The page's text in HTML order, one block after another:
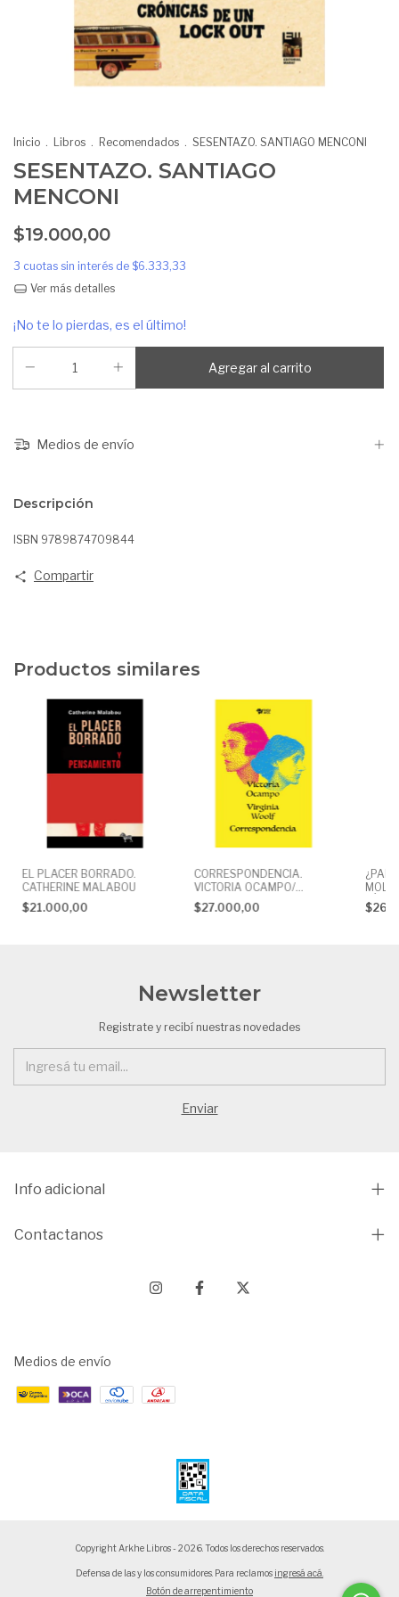
Inicio . Libros . Recomendados . SESENTAZO. SANTIAGO MENCONI
SESENTAZO. SANTIAGO
MENCONI
$19.000,00
3 cuotas sin interés de $6.333,33
Ver más detalles
¡No te lo pierdas, es el último!
Medios de envío
Descripción
ISBN 9789874709844
Compartir
Productos similares
EL PLACER BORRADO.
CATHERINE MALABOU
$21.000,00
CORRESPONDENCIA.
VICTORIA OCAMPO/
VIRGINIA WOOLF
$27.000,00
OÍR
SELIM
Newsletter
Registrate y recibí nuestras novedades
Info adicional
Contactanos
Medios de envío
Copyright Arkhe Libros - 2026. Todos los derechos reservados.
Defensa de las y los consumidores. Para reclamos ingresá acá.
Botón de arrepentimiento